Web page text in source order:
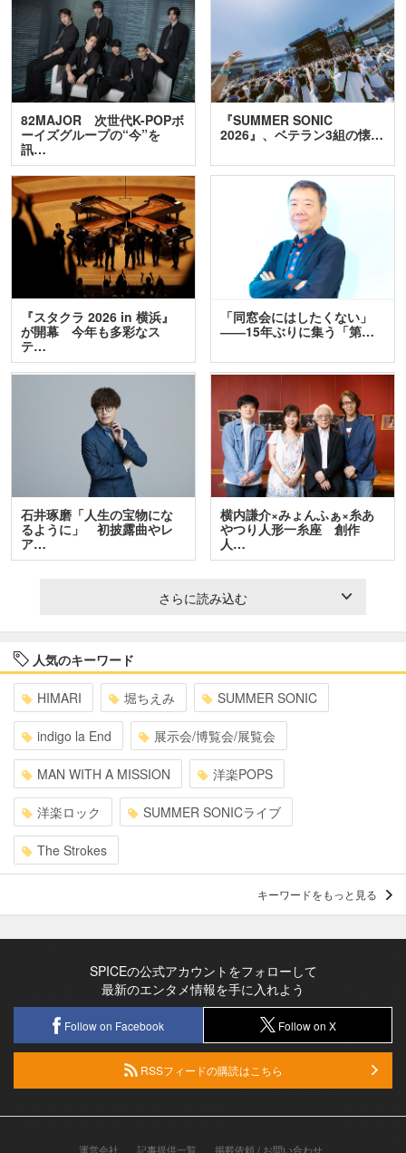
82MAJOR 次世代K-POPボ
ーイズグループの“今”を
訊…
『SUMMER SONIC
2026』、ベテラン3組の懐…
『スタクラ 2026 in 横浜』
が開幕 今年も多彩なス
テ…
「同窓会にはしたくない」
――15年ぶりに集う「第…
石井琢磨「人生の宝物にな
るように」 初披露曲やレ
ア…
横内謙介×みょんふぁ×糸あ
やつり人形一糸座 創作
人…
さらに読み込む
人気のキーワード
HIMARI 堀ちえみ SUMMER SONIC
indigo la End 展示会/博覧会/展覧会
MAN WITH A MISSION 洋楽POPS
洋楽ロック SUMMER SONICライブ
The Strokes
キーワードをもっと見る
SPICEの公式アカウントをフォローして
最新のエンタメ情報を手に入れよう
Follow on Facebook Follow on X
RSSフィードの購読はこちら
運営会社 記事提供一覧 掲載依頼 / お問い合わせ